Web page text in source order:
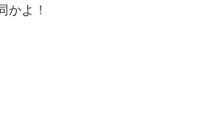
かよ！